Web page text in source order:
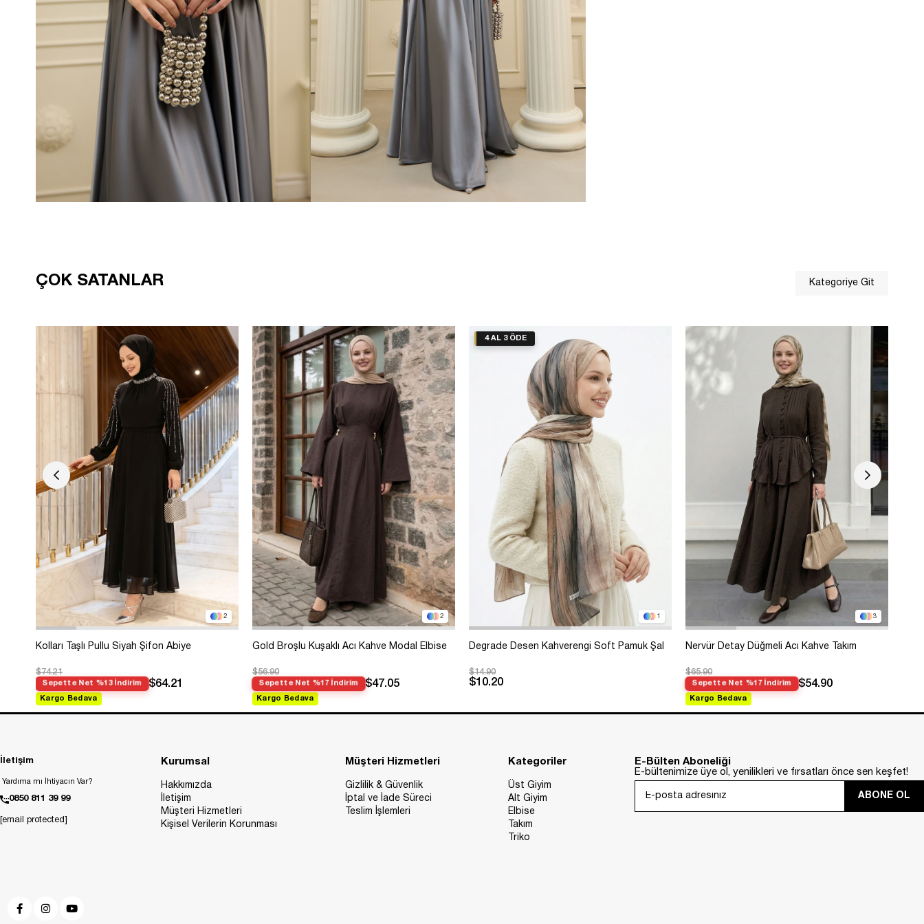
ÇOK SATANLAR
2
Kolları Taşlı Pullu Siyah Şifon Abiye
$74.21
Sepette Net %13 İndirim $64.21
Kargo Bedava
2
Gold Broşlu Kuşaklı Acı Kahve Modal Elbise
$56.90
Sepette Net %17 İndirim $47.05
Kargo Bedava
1
Degrade Desen Kahverengi Soft Pamuk Şal
$14.90
$10.20
4 AL 3 ÖDE
3
Nervür Detay Düğmeli Acı Kahve Takım
$65.90
Sepette Net %17 İndirim $54.90
Kargo Bedava
Kategoriye Git
İletişim
Yardıma mı İhtiyacın Var?
0850 811 39 99
[email protected]
Kurumsal
Hakkımızda
İletişim
Müşteri Hizmetleri
Kişisel Verilerin Korunması
Müşteri Hizmetleri
Gizlilik & Güvenlik
İptal ve İade Süreci
Teslim İşlemleri
Kategoriler
Üst Giyim
Alt Giyim
Elbise
Takım
Triko
E-Bülten Aboneliği
E-bültenimize üye ol, yenilikleri ve fırsatları önce sen keşfet!
ABONE OL